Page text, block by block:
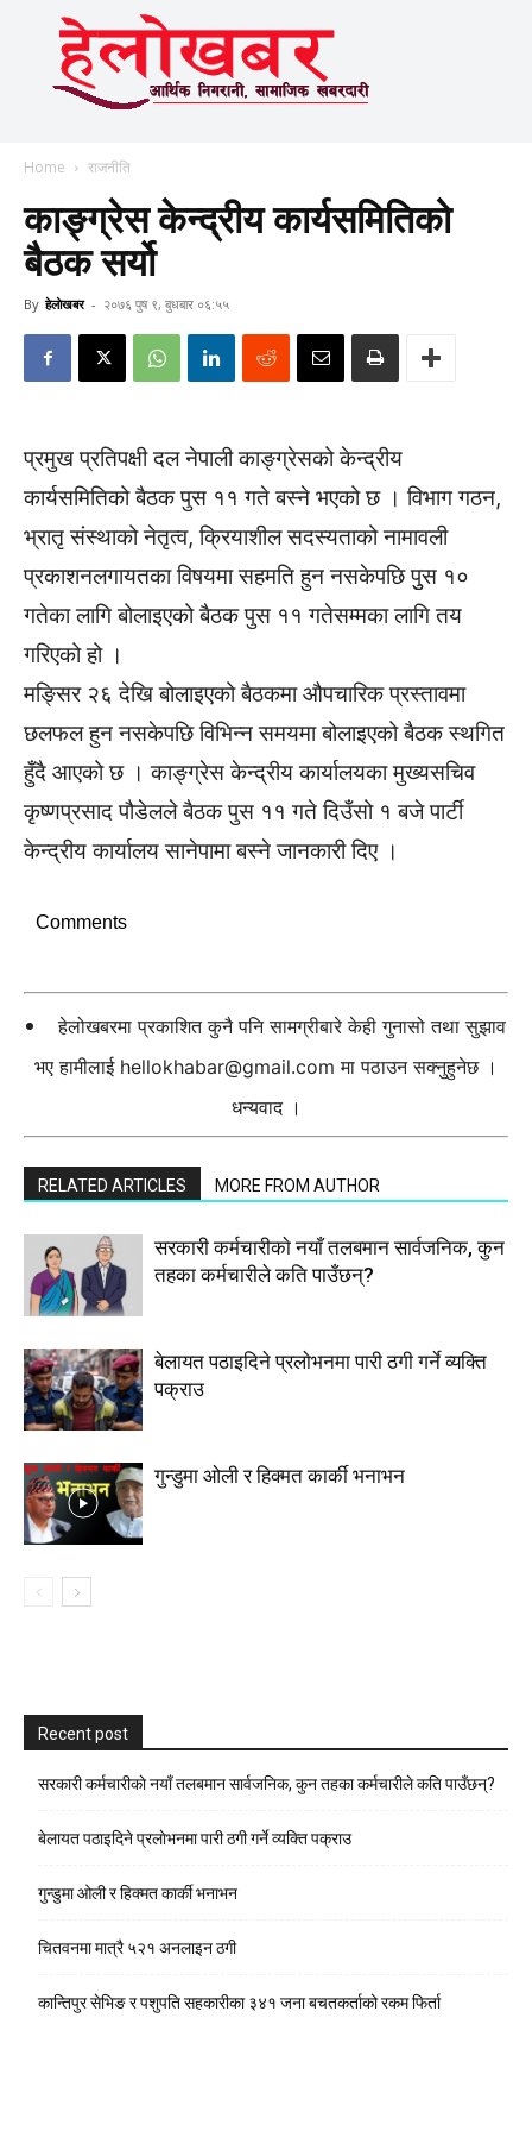
Home राजनीति
काङ्ग्रेस केन्द्रीय कार्यसमितिको
बैठक सर्यो
By हेलाेखबर - २०७६ पुष ९, बुधबार ०६:५५
प्रमुख प्रतिपक्षी दल नेपाली काङ्ग्रेसको केन्द्रीय
कार्यसमितिको बैठक पुस ११ गते बस्ने भएको छ । विभाग गठन,
भ्रातृ संस्थाको नेतृत्व, क्रियाशील सदस्यताको नामावली
प्रकाशनलगायतका विषयमा सहमति हुन नसकेपछि पुुस १०
गतेका लागि बोलाइएको बैठक पुस ११ गतेसम्मका लागि तय
गरिएको हो ।
मङ्सिर २६ देखि बोलाइएको बैठकमा औपचारिक प्रस्तावमा
छलफल हुन नसकेपछि विभिन्न समयमा बोलाइएको बैठक स्थगित
हुँदै आएको छ । काङ्ग्रेस केन्द्रीय कार्यालयका मुख्यसचिव
कृष्णप्रसाद पौडेलले बैठक पुस ११ गते दिउँसो १ बजे पार्टी
केन्द्रीय कार्यालय सानेपामा बस्ने जानकारी दिए ।
Comments
हेलोखबरमा प्रकाशित कुनै पनि सामग्रीबारे केही गुनासो तथा सुझाव
भए हामीलाई hellokhabar@gmail.com मा पठाउन सक्नुहुनेछ ।
धन्यवाद ।
RELATED ARTICLES MORE FROM AUTHOR
सरकारी कर्मचारीकाे नयाँ तलबमान सार्वजनिक, कुन
तहका कर्मचारीले कति पाउँछन्?
बेलायत पठाइदिने प्रलाेभनमा पारी ठगी गर्ने व्यक्ति
पक्राउ
गुन्डुमा ओली र हिक्मत कार्की भनाभन
Recent post
सरकारी कर्मचारीकाे नयाँ तलबमान सार्वजनिक, कुन तहका कर्मचारीले कति पाउँछन्?
बेलायत पठाइदिने प्रलाेभनमा पारी ठगी गर्ने व्यक्ति पक्राउ
गुन्डुमा ओली र हिक्मत कार्की भनाभन
चितवनमा मात्रै ५२१ अनलाइन ठगी
कान्तिपुर सेभिङ र पशुपति सहकारीका ३४१ जना बचतकर्ताको रकम फिर्ता